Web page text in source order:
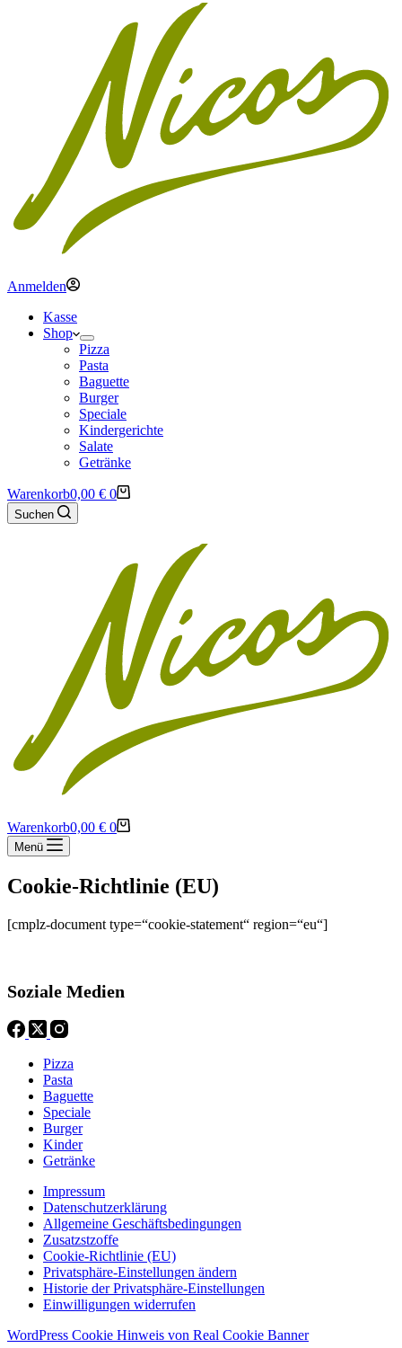
Anmelden
Kasse
Shop
Pizza
Pasta
Baguette
Burger
Speciale
Kindergerichte
Salate
Getränke
Warenkorb0,00 € 0
Suchen
Warenkorb0,00 € 0
Menü
Cookie-Richtlinie (EU)
[cmplz-document type=“cookie-statement“ region=“eu“]
Soziale Medien
Pizza
Pasta
Baguette
Speciale
Burger
Kinder
Getränke
Impressum
Datenschutzerklärung
Allgemeine Geschäftsbedingungen
Zusatzstzoffe
Cookie-Richtlinie (EU)
Privatsphäre-Einstellungen ändern
Historie der Privatsphäre-Einstellungen
Einwilligungen widerrufen
WordPress Cookie Hinweis von Real Cookie Banner